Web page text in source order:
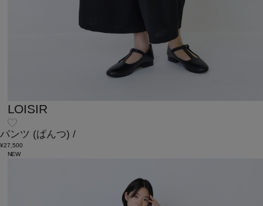
LOISIR
パンツ (ぱんつ) /
¥27,500
NEW